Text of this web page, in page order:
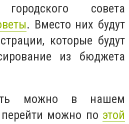
совета
. Вместо них будут
которые будут
из бюджета
можно в нашем
перейти можно по этой